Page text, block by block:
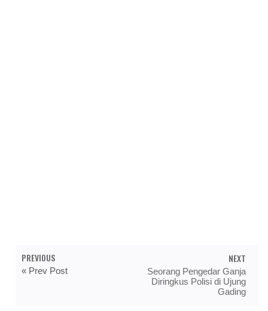
PREVIOUS
« Prev Post
NEXT
Seorang Pengedar Ganja
Diringkus Polisi di Ujung
Gading